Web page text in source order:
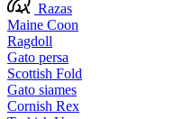
Razas
Maine Coon
Ragdoll
Gato persa
Scottish Fold
Gato siames
Cornish Rex